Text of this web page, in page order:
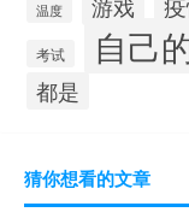
温度
考试 自己
都是
猜你想看的文章